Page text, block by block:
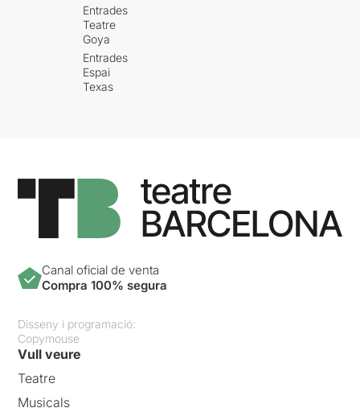
Entrades
Teatre
Goya
Entrades
Espai
Texas
Canal oficial de venta
Compra 100% segura
Disseny i programació:
Copymouse
Vull veure
Teatre
Musicals